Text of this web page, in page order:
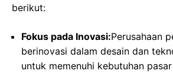
berikut:
Fokus pada Inovasi:Perusahaan
berinovasi dalam desain dan
untuk memenuhi kebutuhan